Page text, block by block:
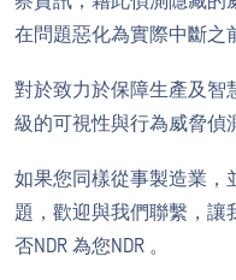
在問題惡化為實際中斷之
對於致力於保障生產及智
級的可視性與行為威脅偵
如果您同樣從事製造業，
題，歡迎與我們聯繫，讓
否NDR 為您NDR 。